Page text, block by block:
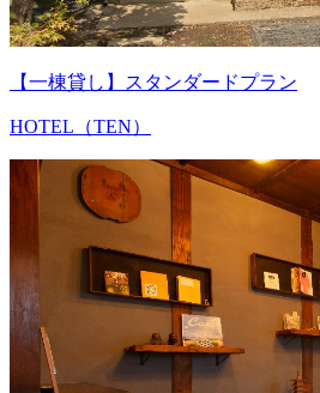
【一棟貸し】スタンダードプラン
HOTEL（TEN）